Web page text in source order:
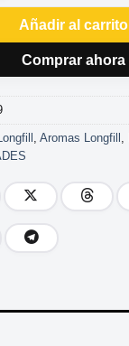
Añadir al carrito
Comprar ahora
, Aromas Longfill ,